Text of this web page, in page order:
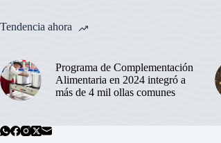
Tendencia ahora
Programa de Complementación
Alimentaria en 2024 integró a
más de 4 mil ollas comunes